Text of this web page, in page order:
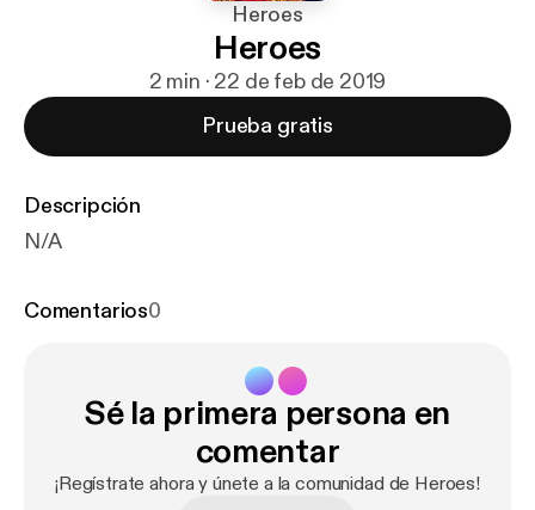
Heroes
Heroes
2 min · 22 de feb de 2019
Prueba gratis
Descripción
N/A
Comentarios0
Sé la primera persona en
comentar
¡Regístrate ahora y únete a la comunidad de Heroes!